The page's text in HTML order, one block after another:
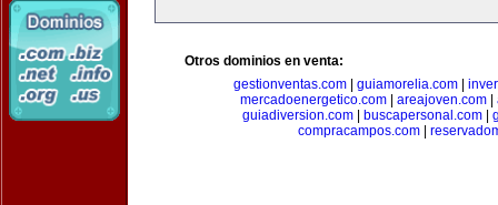
Otros dominios en venta:
gestionventas.com| guiamorelia.com|
mercadoenergetico.com| areajoven.com|
guiadiversion.com| buscapersonal.com|
compracampos.com